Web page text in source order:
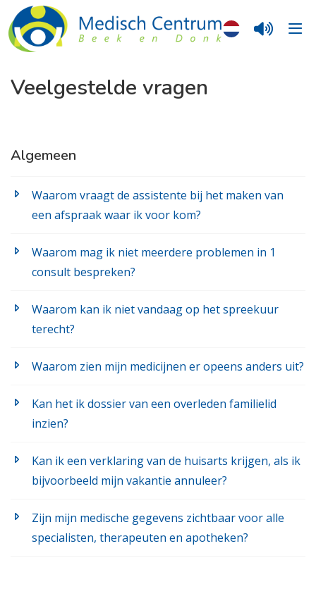
Veelgestelde vragen
Algemeen
Waarom vraagt de assistente bij het maken van
een afspraak waar ik voor kom?
Waarom mag ik niet meerdere problemen in 1
consult bespreken?
Waarom kan ik niet vandaag op het spreekuur
terecht?
Waarom zien mijn medicijnen er opeens anders uit?
Kan het ik dossier van een overleden familielid
inzien?
Kan ik een verklaring van de huisarts krijgen, als ik
bijvoorbeeld mijn vakantie annuleer?
Zijn mijn medische gegevens zichtbaar voor alle
specialisten, therapeuten en apotheken?